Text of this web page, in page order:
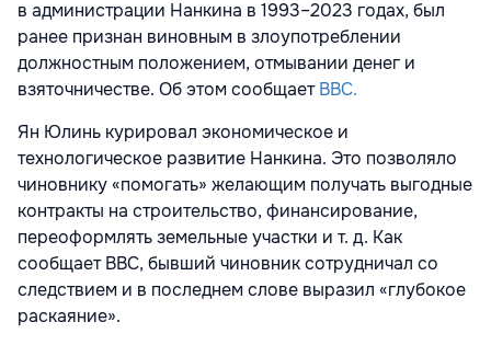
в администрации Нанкина в 1993–2023 годах, был
ранее признан виновным в злоупотреблении
должностным положением, отмывании денег и
взяточничестве. Об этом сообщаетBBC.
Ян Юлинь курировал экономическое и
технологическое развитие Нанкина. Это позволяло
чиновнику «помогать» желающим получать выгодные
контракты на строительство, финансирование,
переоформлять земельные участки и т. д. Как
сообщает BBC, бывший чиновник сотрудничал со
следствием и в последнем слове выразил «глубокое
раскаяние».